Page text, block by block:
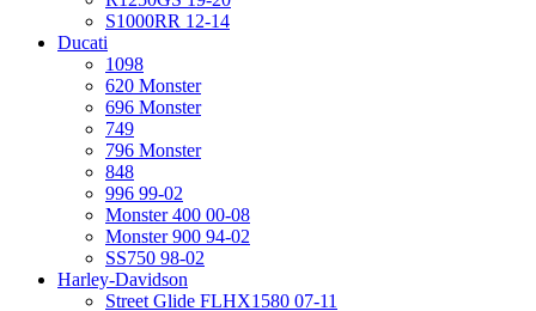
S1000RR 12-14
Ducati
1098
620 Monster
696 Monster
749
796 Monster
848
996 99-02
Monster 400 00-08
Monster 900 94-02
SS750 98-02
Harley-Davidson
Street Glide FLHX1580 07-11